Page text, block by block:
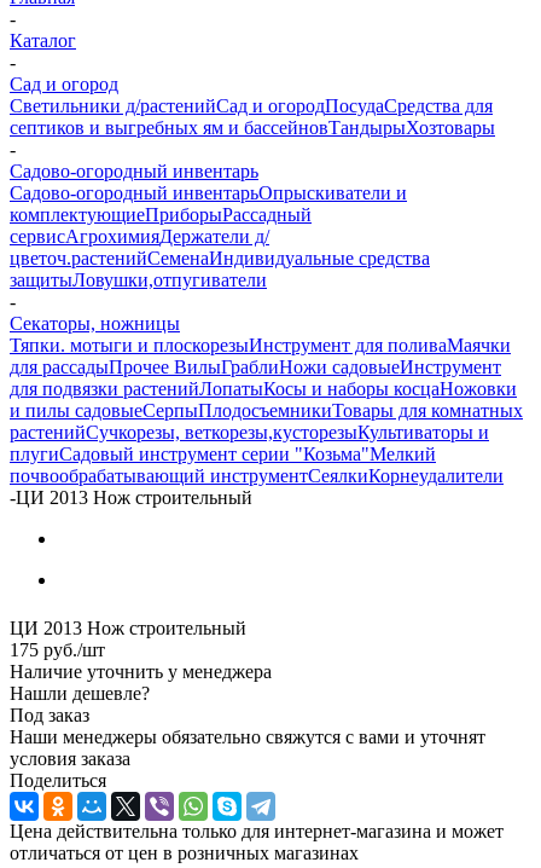
-
Каталог
-
Сад и огород
Светильники д/растенийСад и огородПосудаСредства для
септиков и выгребных ям и бассейновТандырыХозтовары
-
Садово-огородный инвентарь
Садово-огородный инвентарьОпрыскиватели и
комплектующиеПриборыРассадный
сервисАгрохимияДержатели д/
цветоч.растенийСеменаИндивидуальные средства
защитыЛовушки,отпугиватели
-
Секаторы, ножницы
Тяпки. мотыги и плоскорезыИнструмент для поливаМаячки
для рассадыПрочее ВилыГраблиНожи садовыеИнструмент
для подвязки растенийЛопатыКосы и наборы косцаНожовки
и пилы садовыеСерпыПлодосъемникиТовары для комнатных
растенийСучкорезы, веткорезы,кусторезыКультиваторы и
плугиСадовый инструмент серии "Козьма"Мелкий
почвообрабатывающий инструментСеялкиКорнеудалители
-ЦИ 2013 Нож строительный
ЦИ 2013 Нож строительный
175 руб./шт
Наличие уточнить у менеджера
Нашли дешевле?
Под заказ
Наши менеджеры обязательно свяжутся с вами и уточнят
условия заказа
Поделиться
Цена действительна только для интернет-магазина и может
отличаться от цен в розничных магазинах